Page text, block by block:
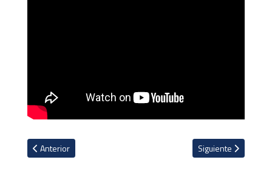
Artículo anterior: Joel Campbell: "Orgulloso y feliz de pertenecer
Anterior Artículo siguiente:
Siguiente